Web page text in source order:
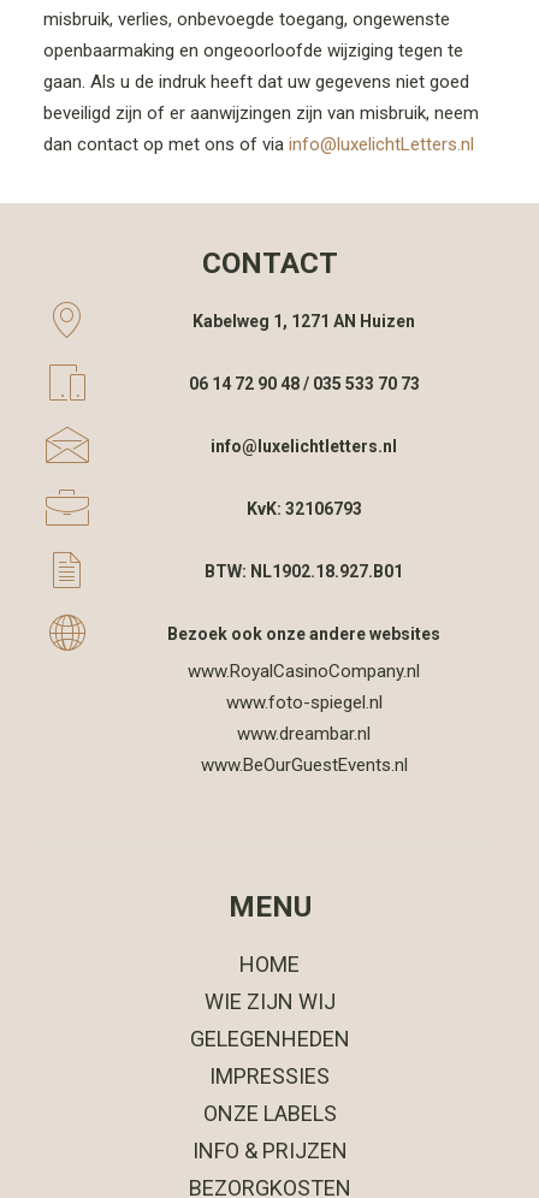
misbruik, verlies, onbevoegde toegang, ongewenste
openbaarmaking en ongeoorloofde wijziging tegen te
gaan. Als u de indruk heeft dat uw gegevens niet goed
beveiligd zijn of er aanwijzingen zijn van misbruik, neem
dan contact op met ons of via info@luxelichtLetters.nl
CONTACT
Kabelweg 1, 1271 AN Huizen
06 14 72 90 48 / 035 533 70 73
info@luxelichtletters.nl
KvK: 32106793
BTW: NL1902.18.927.B01
Bezoek ook onze andere websites
www.RoyalCasinoCompany.nl
www.foto-spiegel.nl
www.dreambar.nl
www.BeOurGuestEvents.nl
MENU
HOME
WIE ZIJN WIJ
GELEGENHEDEN
IMPRESSIES
ONZE LABELS
INFO & PRIJZEN
BEZORGKOSTEN